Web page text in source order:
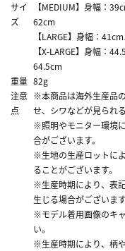
サイ
ズ
【MEDIUM】身幅：
62cm
【LARGE】身幅：
【X-LARGE】身幅：
64.5cm
重量 82g
注意
点
※本商品は海外生産品
せ、シワなどが見られ
※照明やモニター環境
合がございます。
※生地の生産ロットに
ることがございます。
※生産時期により、表
生じる場合がございます
※モデル着用画像のキ
い。
※生産時期により、柄